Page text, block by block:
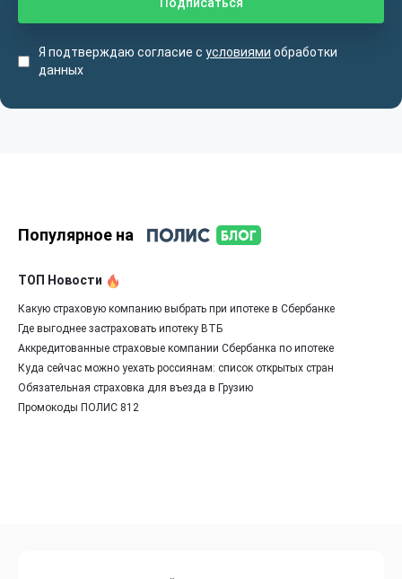
Я подтверждаю согласие с условиями обработки
данных
Популярное на
ТОП Новости
Какую страховую компанию выбрать при ипотеке в Сбербанке
Где выгоднее застраховать ипотеку ВТБ
Аккредитованные страховые компании Сбербанка по ипотеке
Куда сейчас можно уехать россиянам: список открытых стран
Обязательная страховка для въезда в Грузию
Промокоды ПОЛИС 812